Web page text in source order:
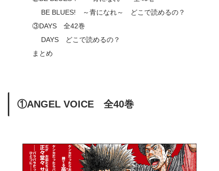
BE BLUES! ～青になれ～ どこで読めるの？
③DAYS 全42巻
DAYS どこで読めるの？
まとめ
①ANGEL VOICE 全40巻